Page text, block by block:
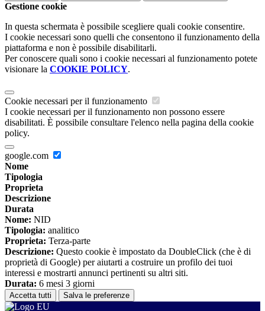
Gestione cookie
In questa schermata è possibile scegliere quali cookie consentire.
I cookie necessari sono quelli che consentono il funzionamento della
piattaforma e non è possibile disabilitarli.
Per conoscere quali sono i cookie necessari al funzionamento potete
visionare la COOKIE POLICY.
Cookie necessari per il funzionamento
I cookie necessari per il funzionamento non possono essere
disabilitati. È possibile consultare l'elenco nella pagina della cookie
policy.
google.com
Nome
Tipologia
Proprieta
Descrizione
Durata
Nome: NID
Tipologia: analitico
Proprieta: Terza-parte
Descrizione: Questo cookie è impostato da DoubleClick (che è di
proprietà di Google) per aiutarti a costruire un profilo dei tuoi
interessi e mostrarti annunci pertinenti su altri siti.
Durata: 6 mesi 3 giorni
Accetta tutti Salva le preferenze